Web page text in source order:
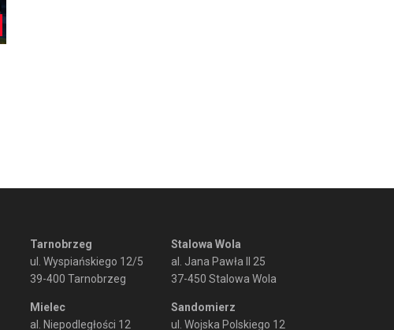
Tarnobrzeg
ul. Wyspiańskiego 12/5
39-400 Tarnobrzeg
Mielec
al. Niepodległości 12
Stalowa Wola
al. Jana Pawła II 25
37-450 Stalowa Wola
Sandomierz
ul. Wojska Polskiego 12